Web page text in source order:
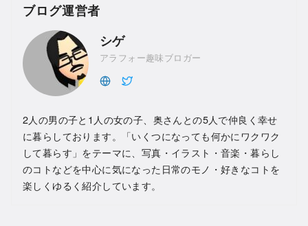
ブログ運営者
シゲ
アラフォー趣味ブロガー
2人の男の子と1人の女の子、奥さんとの5人で仲良く幸せ
に暮らしております。「いくつになっても何かにワクワク
して暮らす」をテーマに、写真・イラスト・音楽・暮らし
のコトなどを中心に気になった日常のモノ・好きなコトを
楽しくゆるく紹介しています。